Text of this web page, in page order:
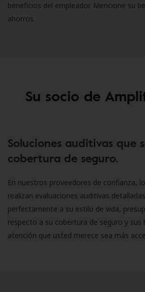
beneficios del empleador. Mencione su
ahorros.
Su socio de
Soluciones auditivas que
cobertura de seguro.
En nuestros proveedores de confianza,
realizan evaluaciones auditivas
perfectamente a su estilo de vida,
respecto a su cobertura de seguro y
atención que usted merece sea más